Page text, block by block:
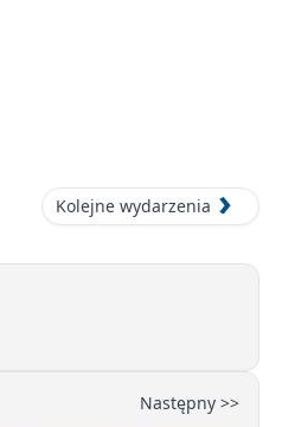
Kolejne wydarzenia
Następny >>